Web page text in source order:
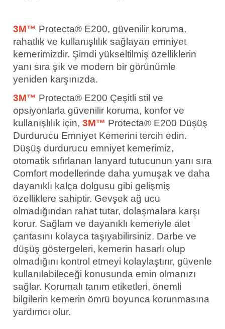
3M™ Protecta® E200, güvenilir koruma,
rahatlık ve kullanışlılık sağlayan emniyet
kemerimizdir. Şimdi yükseltilmiş özelliklerin
yanı sıra şık ve modern bir görünümle
yeniden karşınızda.
3M™ Protecta® E200 Çeşitli stil ve
opsiyonlarla güvenilir koruma, konfor ve
kullanışlılık için, 3M™ Protecta® E200 Düşüş
Durdurucu Emniyet Kemerini tercih edin.
Düşüş durdurucu emniyet kemerimiz,
otomatik sıfırlanan lanyard tutucunun yanı sıra
Comfort modellerinde daha yumuşak ve daha
dayanıklı kalça dolgusu gibi gelişmiş
özelliklere sahiptir. Gevşek ağ ucu
olmadığından rahat tutar, dolaşmalara karşı
korur. Sağlam ve dayanıklı kemeriyle alet
çantasını kolayca taşıyabilirsiniz. Darbe ve
düşüş göstergeleri, kemerin hasarlı olup
olmadığını kontrol etmeyi kolaylaştırır, güvenle
kullanılabileceği konusunda emin olmanızı
sağlar. Korumalı tanım etiketleri, önemli
bilgilerin kemerin ömrü boyunca korunmasına
yardımcı olur.